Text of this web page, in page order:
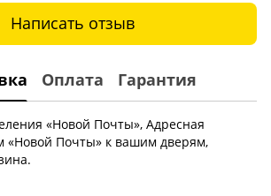
Написать отзыв
Оплата Гарантия
«Новой Почты», Адресная
«Новой Почты» к вашим дверям,